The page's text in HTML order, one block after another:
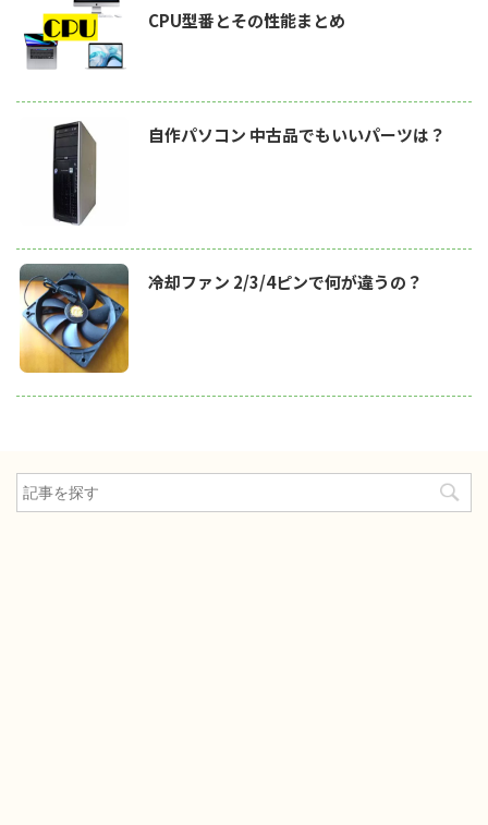
CPU型番とその性能まとめ
自作パソコン 中古品でもいいパーツは？
冷却ファン 2/3/4ピンで何が違うの？